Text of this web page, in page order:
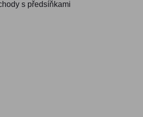
s předsíňkami